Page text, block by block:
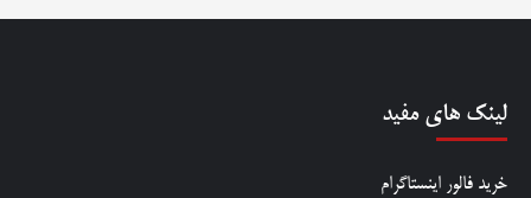
لینک های مفید
خرید فالور اینستاگرام